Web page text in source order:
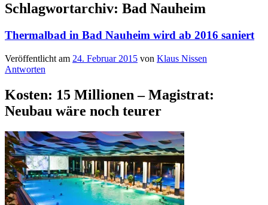
Schlagwortarchiv: Bad Nauheim
Thermalbad in Bad Nauheim wird ab 2016 saniert
Veröffentlicht am 24. Februar 2015 von Klaus Nissen
Antworten
Kosten: 15 Millionen – Magistrat:
Neubau wäre noch teurer